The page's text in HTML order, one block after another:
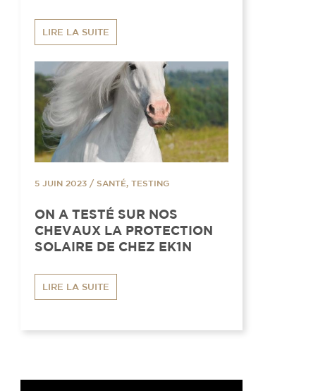
LIRE LA SUITE
5 JUIN 2023 / SANTÉ, TESTING
ON A TESTÉ SUR NOS
CHEVAUX LA PROTECTION
SOLAIRE DE CHEZ EK1N
LIRE LA SUITE